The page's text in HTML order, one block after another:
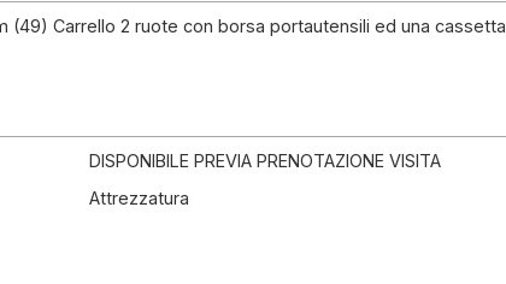
(49) Carrello 2 ruote con borsa portautensili ed una cassetta
DISPONIBILE PREVIA PRENOTAZIONE VISITA
Attrezzatura